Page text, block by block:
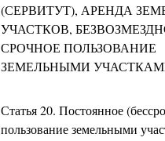
(СЕРВИТУТ), АРЕНДА
УЧАСТКОВ,
СРОЧНОЕ ПОЛЬЗОВАНИЕ
ЗЕМЕЛЬНЫМИ
Статья 20. Постоянное
пользование земельными